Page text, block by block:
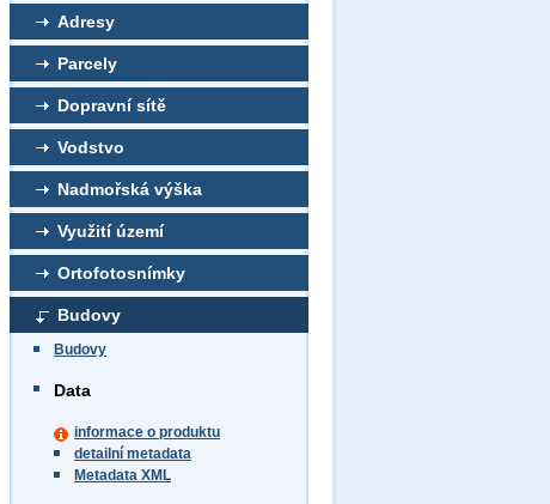
Adresy
Parcely
Dopravní sítě
Vodstvo
Nadmořská výška
Využití území
Ortofotosnímky
Budovy
Budovy
Data
informace o produktu
detailní metadata
Metadata XML